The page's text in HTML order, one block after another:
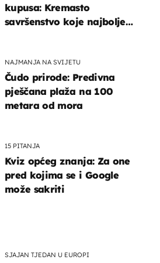
SJAJAN TJEDAN U EUROPI
kupusa: Kremasto
savršenstvo koje najbolje
NAJMANJA NA SVIJETU
Čudo prirode: Predivna
pješčana plaža na 100
metara od mora
15 PITANJA
Kviz općeg znanja: Za one
pred kojima se i Google
može sakriti